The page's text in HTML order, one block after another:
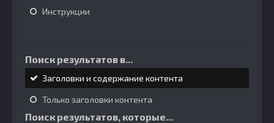
Инструкции
Поиск результатов в...
Заголовки и содержание контента
Только заголовки контента
Поиск результатов, которые...